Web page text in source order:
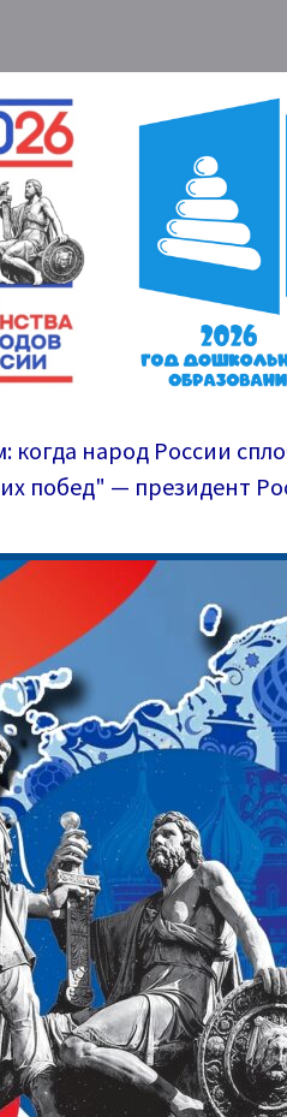
народ России
побед" — президент